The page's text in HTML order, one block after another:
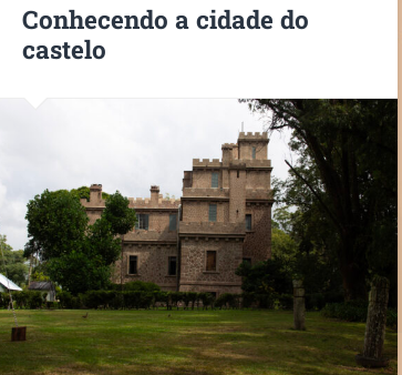
Conhecendo a cidade do
castelo